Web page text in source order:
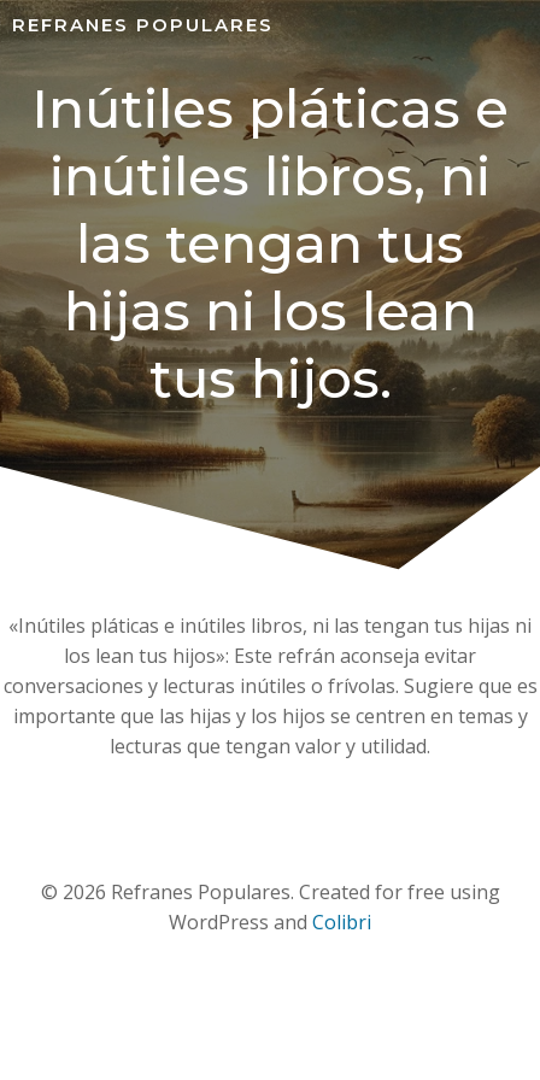
REFRANES POPULARES
Inútiles pláticas e
inútiles libros, ni
las tengan tus
hijas ni los lean
tus hijos.
«Inútiles pláticas e inútiles libros, ni las tengan tus hijas ni
los lean tus hijos»: Este refrán aconseja evitar
conversaciones y lecturas inútiles o frívolas. Sugiere que es
importante que las hijas y los hijos se centren en temas y
lecturas que tengan valor y utilidad.
© 2026 Refranes Populares. Created for free using
WordPress and Colibri